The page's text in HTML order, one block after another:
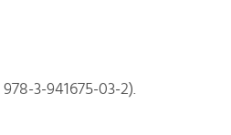
3-941675-03-2).